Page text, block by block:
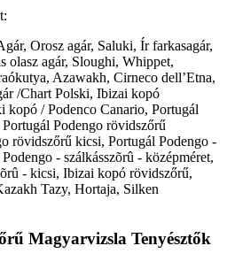
Orosz agár, Saluki, Ír farkasagár,
olasz agár, Sloughi, Whippet,
Azawakh, Cirneco dell’Etna,
/Chart Polski, Ibizai kopó
kopó / Podenco Canario, Portugál
Podengo rövidszőrű
rövidszőrű kicsi, Portugál Podengo -
- szálkásszõrû - középméret,
- kicsi, Ibizai kopó rövidszőrű,
Tazy, Hortaja, Silken
Magyarvizsla Tenyésztők